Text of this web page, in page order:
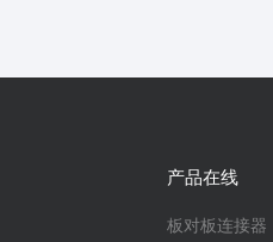
产品在线
板对板连接器